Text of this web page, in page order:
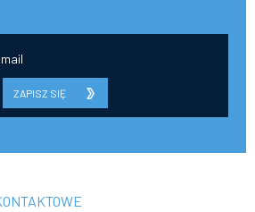
ZAPISZ SIĘ